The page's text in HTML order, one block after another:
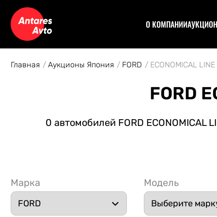
О КОМПАНИИ
Главная Аукционы Япония FORD ECONOMICAL
FORD
0 автомобилей FORD ECONOMICAL
Марка Модель